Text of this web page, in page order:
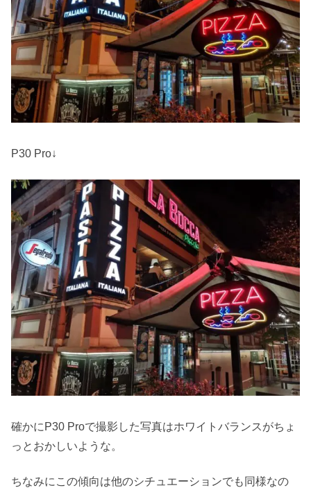
P30 Pro↓
確かにP30 Proで撮影した写真はホワイトバランスがちょ
っとおかしいような。
ちなみにこの傾向は他のシチュエーションでも同様なの